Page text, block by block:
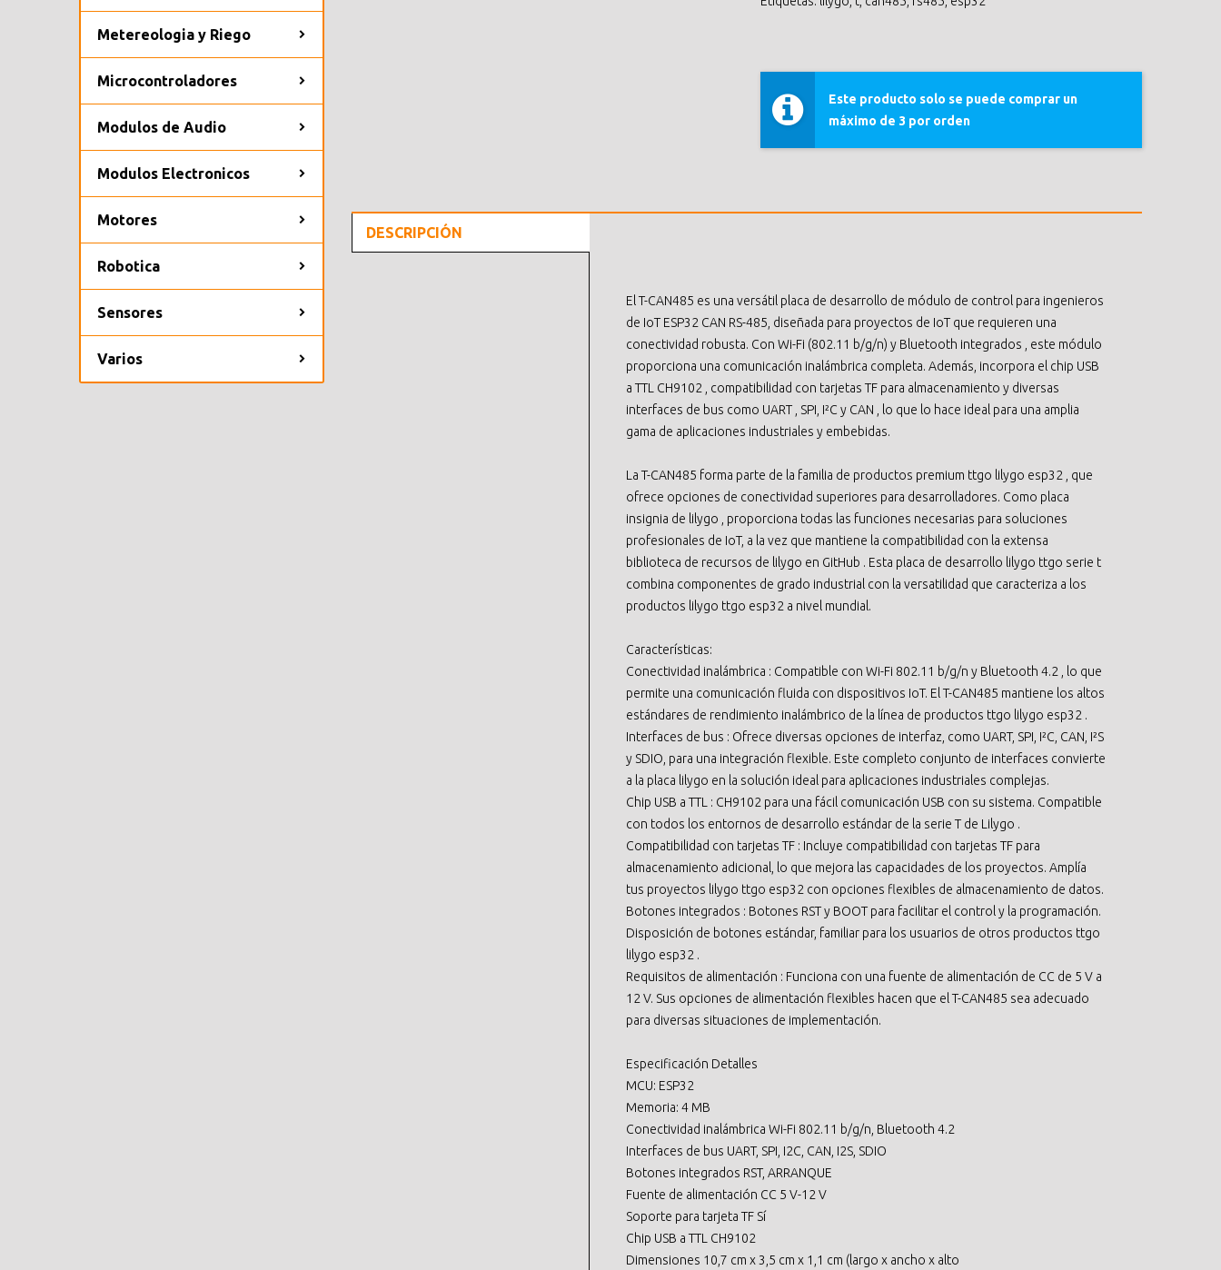
Metereologia y Riego
Microcontroladores
Modulos de Audio
Modulos Electronicos
Motores
Robotica
Sensores
Varios
Este producto solo se puede comprar un
máximo de 3 por orden
DESCRIPCIÓN
El T-CAN485 es una versátil placa de desarrollo de módulo de control para ingenieros
de IoT ESP32 CAN RS-485, diseñada para proyectos de IoT que requieren una
conectividad robusta. Con Wi-Fi (802.11 b/g/n) y Bluetooth integrados , este módulo
proporciona una comunicación inalámbrica completa. Además, incorpora el chip USB
a TTL CH9102 , compatibilidad con tarjetas TF para almacenamiento y diversas
interfaces de bus como UART , SPI, I²C y CAN , lo que lo hace ideal para una amplia
gama de aplicaciones industriales y embebidas.
La T-CAN485 forma parte de la familia de productos premium ttgo lilygo esp32 , que
ofrece opciones de conectividad superiores para desarrolladores. Como placa
insignia de lilygo , proporciona todas las funciones necesarias para soluciones
profesionales de IoT, a la vez que mantiene la compatibilidad con la extensa
biblioteca de recursos de lilygo en GitHub . Esta placa de desarrollo lilygo ttgo serie t
combina componentes de grado industrial con la versatilidad que caracteriza a los
productos lilygo ttgo esp32 a nivel mundial.
Características:
Conectividad inalámbrica : Compatible con Wi-Fi 802.11 b/g/n y Bluetooth 4.2 , lo que
permite una comunicación fluida con dispositivos IoT. El T-CAN485 mantiene los altos
estándares de rendimiento inalámbrico de la línea de productos ttgo lilygo esp32 .
Interfaces de bus : Ofrece diversas opciones de interfaz, como UART, SPI, I²C, CAN, I²S
y SDIO, para una integración flexible. Este completo conjunto de interfaces convierte
a la placa lilygo en la solución ideal para aplicaciones industriales complejas.
Chip USB a TTL : CH9102 para una fácil comunicación USB con su sistema. Compatible
con todos los entornos de desarrollo estándar de la serie T de Lilygo .
Compatibilidad con tarjetas TF : Incluye compatibilidad con tarjetas TF para
almacenamiento adicional, lo que mejora las capacidades de los proyectos. Amplía
tus proyectos lilygo ttgo esp32 con opciones flexibles de almacenamiento de datos.
Botones integrados : Botones RST y BOOT para facilitar el control y la programación.
Disposición de botones estándar, familiar para los usuarios de otros productos ttgo
lilygo esp32 .
Requisitos de alimentación : Funciona con una fuente de alimentación de CC de 5 V a
12 V. Sus opciones de alimentación flexibles hacen que el T-CAN485 sea adecuado
para diversas situaciones de implementación.
Especificación Detalles
MCU: ESP32
Memoria: 4 MB
Conectividad inalámbrica Wi-Fi 802.11 b/g/n, Bluetooth 4.2
Interfaces de bus UART, SPI, I2C, CAN, I2S, SDIO
Botones integrados RST, ARRANQUE
Fuente de alimentación CC 5 V-12 V
Soporte para tarjeta TF Sí
Chip USB a TTL CH9102
Dimensiones 10,7 cm x 3,5 cm x 1,1 cm (largo x ancho x alto